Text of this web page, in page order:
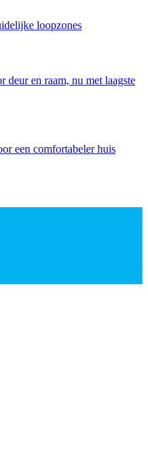
loopzones
deur en raam, nu met laagste
een comfortabeler huis